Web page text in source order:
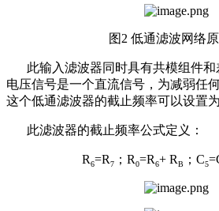
图2 低通滤波网络
此输入滤波器同时具有共模组件
电压信号是一个直流信号，为减弱任
这个低通滤波器的截止频率可以设置
此滤波器的截止频率公式定义：
R6=R7； R0=R6+ RB ； C5